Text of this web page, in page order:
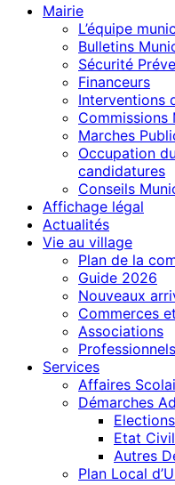
Mairie
L’équipe
Bulletins
Sécurité
Financeurs
Interventions
Commissions
Marches
Occupation
candidatures
Conseils
Affichage légal
Actualités
Vie au village
Plan de la
Guide 2026
Nouveaux
Commerces
Associations
Services
Affaires
Démarches
Elections
Etat Civil
Autres
Plan Local